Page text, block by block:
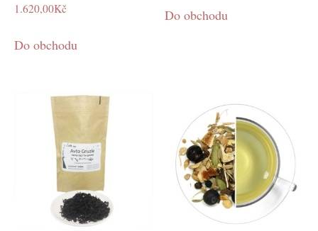
1.620,00Kč
Do obchodu
Do obchodu